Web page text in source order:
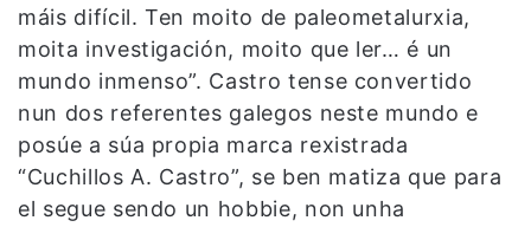
máis difícil. Ten moito de paleometalurxia,
moita investigación, moito que ler… é un
mundo inmenso”. Castro tense convertido
nun dos referentes galegos neste mundo e
posúe a súa propia marca rexistrada
“Cuchillos A. Castro”, se ben matiza que para
el segue sendo un hobbie, non unha